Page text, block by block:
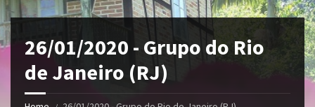
26/01/2020 - Grupo do Rio
de Janeiro (RJ)